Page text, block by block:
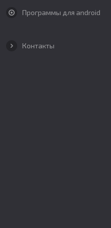
Программы для android
Контакты